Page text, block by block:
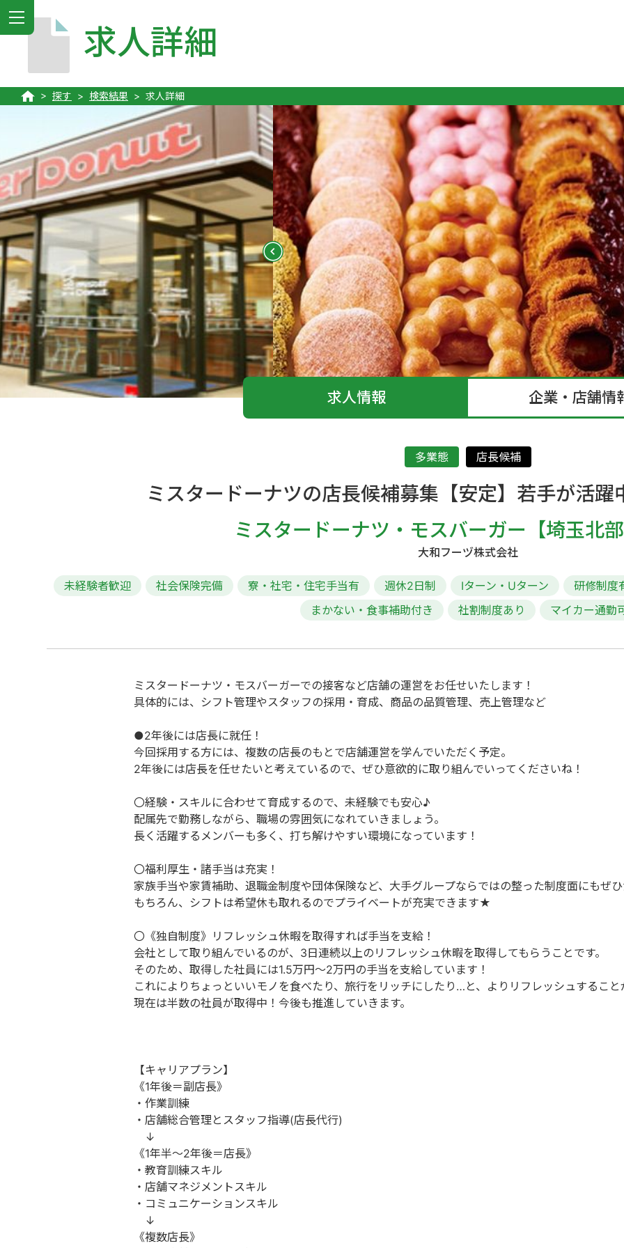
MENU
求人詳細
探す 検索結果 求人詳細
求人情報 企業・店舗情
多業態 店長候補
ミスタードーナツの店長候補募集【安定】若手が活
ミスタードーナツ・モスバーガー【埼玉北
大和フーヅ株式会社
未経験者歓迎 社会保険完備 寮・社宅・住宅手当有 週休2日制 Iターン・Uターン
研修制度
まかない・食事補助付き
社割制度あり マイカー通勤
ミスタードーナツ・モスバーガーでの接客など店舗の運営をお任せいたします！
具体的には、シフト管理やスタッフの採用・育成、商品の品質管理、売上管理など
●2年後には店長に就任！
今回採用する方には、複数の店長のもとで店舗運営を学んでいただく予定。
2年後には店長を任せたいと考えているので、ぜひ意欲的に取り組んでいってくださいね！
〇経験・スキルに合わせて育成するので、未経験でも安心♪
配属先で勤務しながら、職場の雰囲気になれていきましょう。
長く活躍するメンバーも多く、打ち解けやすい環境になっています！
〇福利厚生・諸手当は充実！
家族手当や家賃補助、退職金制度や団体保険など、大手グループならではの整った制度面にもぜ
もちろん、シフトは希望休も取れるのでプライベートが充実できます★
〇《独自制度》リフレッシュ休暇を取得すれば手当を支給！
会社として取り組んでいるのが、3日連続以上のリフレッシュ休暇を取得してもらうことです。
そのため、取得した社員には1.5万円～2万円の手当を支給しています！
これによりちょっといいモノを食べたり、旅行をリッチにしたり…と、よりリフレッシュするこ
現在は半数の社員が取得中！今後も推進していきます。
【キャリアプラン】
《1年後＝副店長》
・作業訓練
・店舗総合管理とスタッフ指導(店長代行)
↓
《1年半～2年後＝店長》
・教育訓練スキル
・店舗マネジメントスキル
・コミュニケーションスキル
↓
《複数店長》